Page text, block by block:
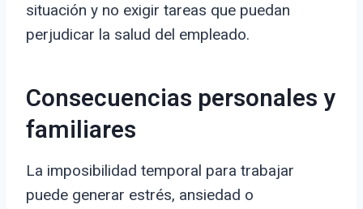
situación y no exigir tareas que puedan
perjudicar la salud del empleado.
Consecuencias personales y
familiares
La imposibilidad temporal para trabajar
puede generar estrés, ansiedad o